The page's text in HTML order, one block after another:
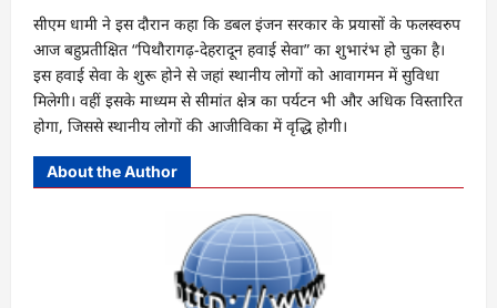
सीएम धामी ने इस दौरान कहा कि डबल इंजन सरकार के प्रयासों के फलस्वरुप
आज बहुप्रतीक्षित “पिथौरागढ़-देहरादून हवाई सेवा” का शुभारंभ हो चुका है।
इस हवाई सेवा के शुरू होने से जहां स्थानीय लोगों को आवागमन में सुविधा
मिलेगी। वहीं इसके माध्यम से सीमांत क्षेत्र का पर्यटन भी और अधिक विस्तारित
होगा, जिससे स्थानीय लोगों की आजीविका में वृद्धि होगी।
About the Author